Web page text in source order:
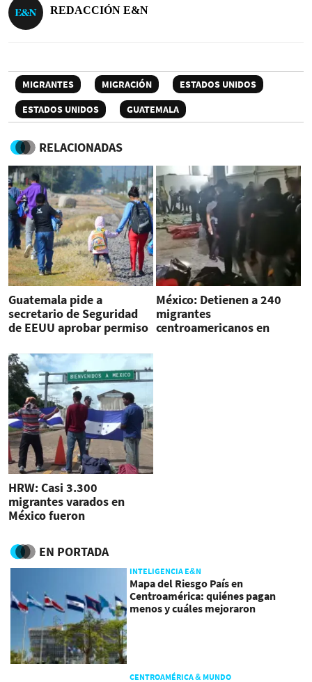
REDACCIÓN E&N
MIGRANTES MIGRACIÓN
ESTADOS UNIDOS
ESTADOS UNIDOS
GUATEMALA
RELACIONADAS
Guatemala pide a
secretario de Seguridad
de EEUU aprobar permiso
México: Detienen a 240
migrantes
centroamericanos en
HRW: Casi 3.300
migrantes varados en
México fueron
agredidos
EN PORTADA
INTELIGENCIA E&N
Mapa del Riesgo País en
Centroamérica: quiénes pagan
menos y cuáles mejoraron
CENTROAMÉRICA & MUNDO